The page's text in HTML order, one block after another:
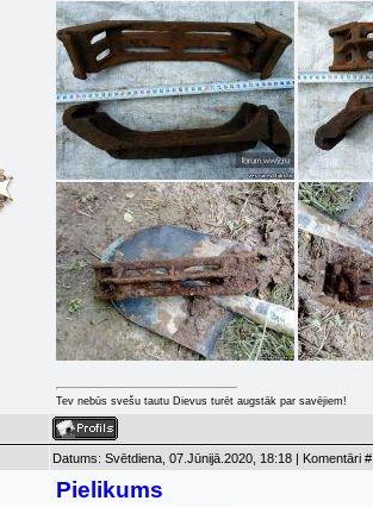
Tev nebūs svešu tautu Dievus turēt augstāk par savējiem!
Datums: Svētdiena, 07.Jūnijā.2020, 18:18 | Komentāri #
Pielikums